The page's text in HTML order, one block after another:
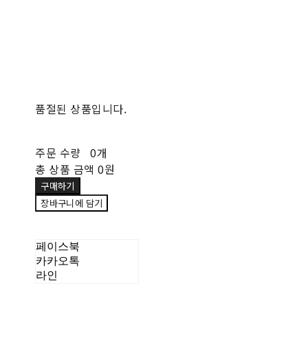
품절된 상품입니다.
주문 수량 0개
총 상품 금액 0원
구매하기
장바구니에 담기
페이스북
카카오톡
라인